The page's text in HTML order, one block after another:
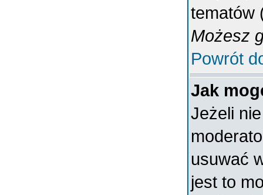
tematów
Możesz
Powrót
Jak
Jeżeli
usuwać
jest to